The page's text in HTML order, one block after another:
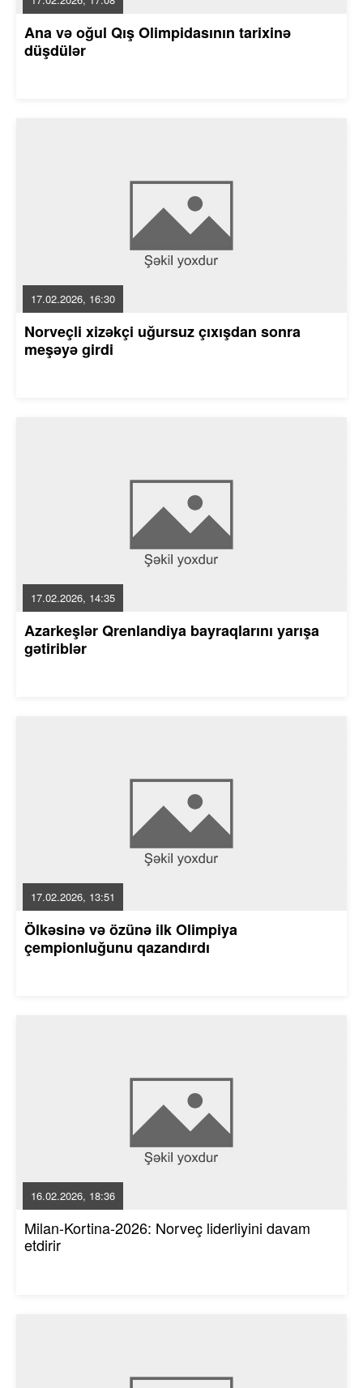
Ana və oğul Qış Olimpidasının tarixinə
düşdülər
17.02.2026, 16:30
Norveçli xizəkçi uğursuz çıxışdan sonra
meşəyə girdi
17.02.2026, 14:35
Azarkeşlər Qrenlandiya bayraqlarını yarışa
gətiriblər
17.02.2026, 13:51
Ölkəsinə və özünə ilk Olimpiya
çempionluğunu qazandırdı
16.02.2026, 18:36
Milan-Kortina-2026: Norveç liderliyini davam
etdirir